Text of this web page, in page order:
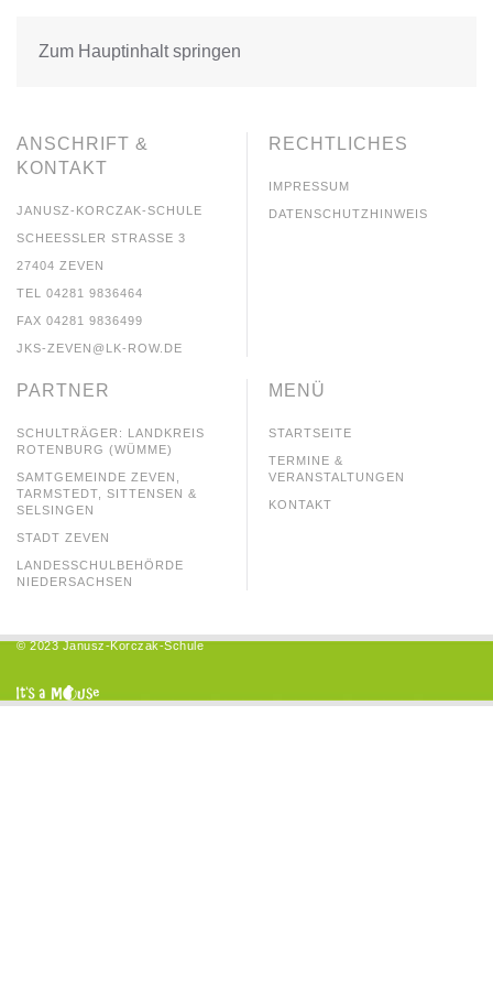
Zum Hauptinhalt springen
ANSCHRIFT &
KONTAKT
JANUSZ-KORCZAK-SCHULE
SCHEESSLER STRASSE 3
27404 ZEVEN
TEL 04281 9836464
FAX 04281 9836499
JKS-ZEVEN@LK-ROW.DE
RECHTLICHES
IMPRESSUM
DATENSCHUTZHINWEIS
PARTNER
SCHULTRÄGER: LANDKREIS
ROTENBURG (WÜMME)
SAMTGEMEINDE ZEVEN,
TARMSTEDT, SITTENSEN &
SELSINGEN
STADT ZEVEN
LANDESSCHULBEHÖRDE
NIEDERSACHSEN
MENÜ
STARTSEITE
TERMINE &
VERANSTALTUNGEN
KONTAKT
© 2023 Janusz-Korczak-Schule